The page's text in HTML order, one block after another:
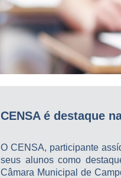
CENSA é destaque
O CENSA, participante
seus alunos como
Câmara Municipal de